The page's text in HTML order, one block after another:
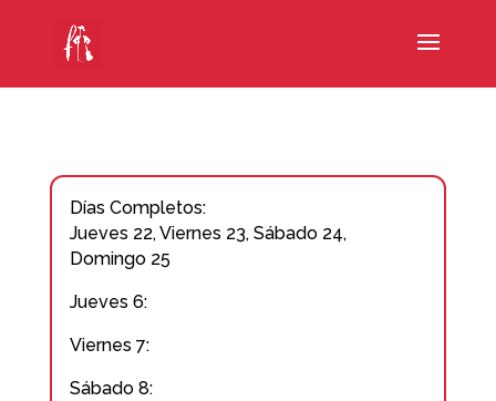
Días Completos:
Jueves 22, Viernes 23, Sábado 24,
Domingo 25
Jueves 6:
Viernes 7:
Sábado 8: